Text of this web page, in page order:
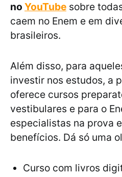
no YouTube sobre
caem no Enem e em
brasileiros.
Além disso, para
investir nos estudos, a
oferece cursos
vestibulares e para o
especialistas na prova
benefícios. Dá só uma
Curso com livros